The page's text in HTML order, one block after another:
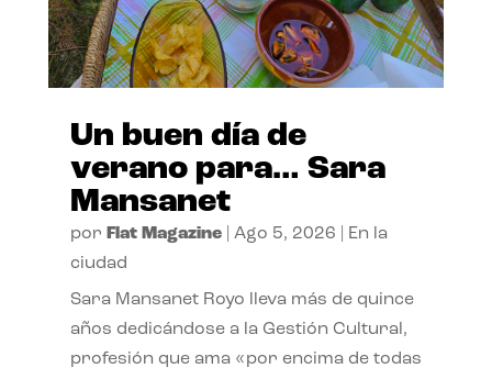
Un buen día de
verano para… Sara
Mansanet
por Flat Magazine| Ago 5, 2026
En la
ciudad
Sara Mansanet Royo lleva más de quince
años dedicándose a la Gestión Cultural,
profesión que ama «por encima de todas